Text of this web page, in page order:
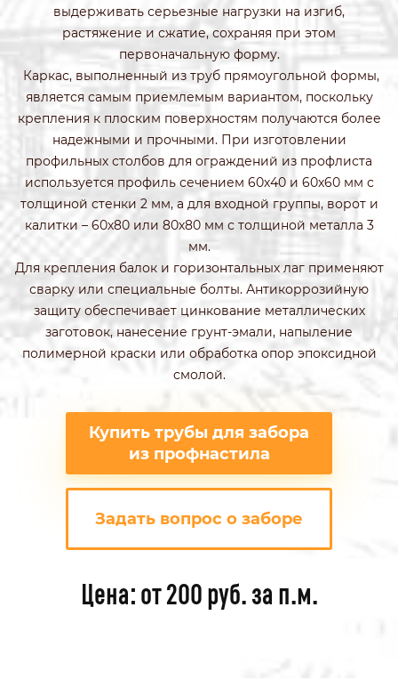
выдерживать серьезные нагрузки на изгиб,
растяжение и сжатие, сохраняя при этом
первоначальную форму.
Каркас, выполненный из труб прямоугольной формы,
является самым приемлемым вариантом, поскольку
крепления к плоским поверхностям получаются более
надежными и прочными. При изготовлении
профильных столбов для ограждений из профлиста
используется профиль сечением 60х40 и 60х60 мм с
толщиной стенки 2 мм, а для входной группы, ворот и
калитки – 60х80 или 80х80 мм с толщиной металла 3
мм.
Для крепления балок и горизонтальных лаг применяют
сварку или специальные болты. Антикоррозийную
защиту обеспечивает цинкование металлических
заготовок, нанесение грунт-эмали, напыление
полимерной краски или обработка опор эпоксидной
смолой.
Купить трубы для забора
из профнастила
Задать вопрос о заборе
Цена: от 200 руб. за п.м.